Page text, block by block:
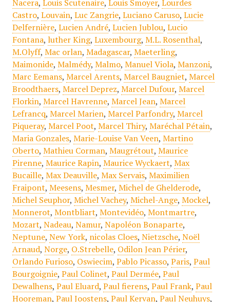
Nacera, Louis Scutenaire, Louis Smoyer, Lourdes
Castro, Louvain, Luc Zangrie, Luciano Caruso, Lucie
Delfernière, Lucien André, Lucien Jublou, Lucio
Fontana, luther King, Luxembourg, M.L. Rosenthal,
M.Olyff, Mac orlan, Madagascar, Maeterling,
Maimonide, Malmédy, Malmo, Manuel Viola, Manzoni,
Marc Eemans, Marcel Arents, Marcel Baugniet, Marcel
Broodthaers, Marcel Deprez, Marcel Dufour, Marcel
Florkin, Marcel Havrenne, Marcel Jean, Marcel
Lefrancq, Marcel Marien, Marcel Parfondry, Marcel
Piqueray, Marcel Poot, Marcel Thiry, Maréchal Pétain,
Maria Gonzales, Marie-Louise Van Veen, Martino
Oberto, Mathieu Corman, Maugrétout, Maurice
Pirenne, Maurice Rapin, Maurice Wyckaert, Max
Bucaille, Max Deauville, Max Servais, Maximilien
Fraipont, Meesens, Mesmer, Michel de Ghelderode,
Michel Seuphor, Michel Vachey, Michel-Ange, Mockel,
Monnerot, Montbliart, Montevidéo, Montmartre,
Mozart, Nadeau, Namur, Napoléon Bonaparte,
Neptune, New York, nicolas Cloes, Nietzsche, Noël
Arnaud, Norge, O.Strebelle, Odilon Jean Périer,
Orlando Furioso, Oswiecim, Pablo Picasso, Paris, Paul
Bourgoignie, Paul Colinet, Paul Dermée, Paul
Dewalhens, Paul Eluard, Paul fierens, Paul Frank, Paul
Hooreman, Paul Joostens, Paul Kervan, Paul Neuhuys,